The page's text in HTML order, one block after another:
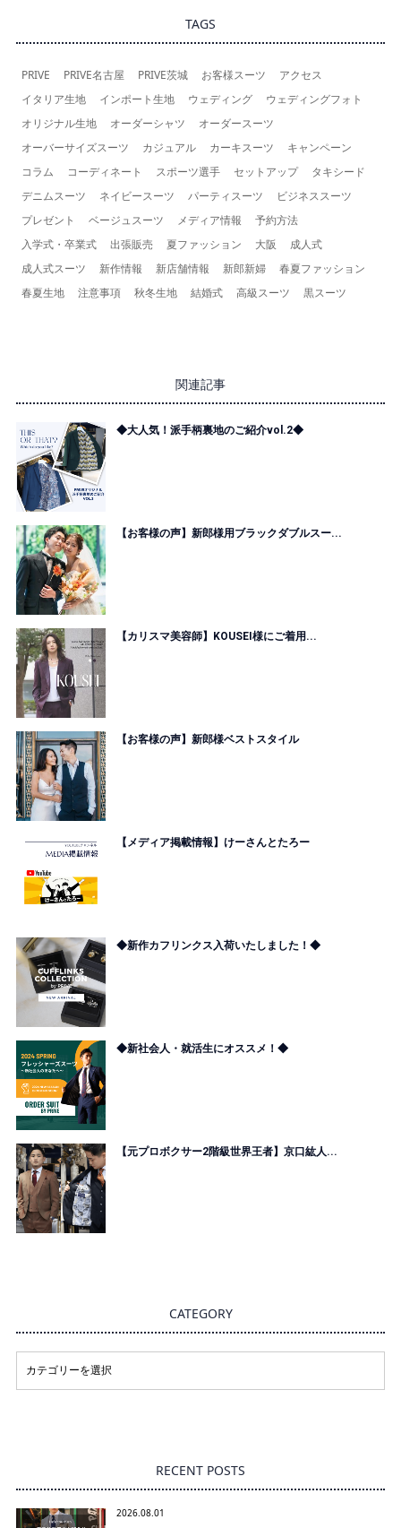
TAGS
PRIVE PRIVE名古屋 PRIVE茨城 お客様スーツ
アクセス
イタリア生地
インポート生地 ウェディング
ウェディングフォト
オリジナル生地
オーダーシャツ
オーダースーツ
オーバーサイズスーツ
カジュアル カーキスーツ
キャンペーン
コラム
コーディネート スポーツ選手 セットアップ
タキシード
デニムスーツ
ネイビースーツ パーティスーツ
ビジネススーツ
プレゼント
ベージュスーツ メディア情報
予約方法
入学式・卒業式
出張販売 夏ファッション 大阪
成人式
成人式スーツ
新作情報 新店舗情報 新郎新婦
春夏ファッション
春夏生地
注意事項 秋冬生地 結婚式 高級スーツ 黒スーツ
関連記事
◆大人気！派手柄裏地のご紹介vol.2◆
【お客様の声】新郎様用ブラックダブルスー...
【カリスマ美容師】KOUSEI様にご着用...
【お客様の声】新郎様ベストスタイル
【メディア掲載情報】けーさんとたろー
◆新作カフリンクス入荷いたしました！◆
◆新社会人・就活生にオススメ！◆
【元プロボクサー2階級世界王者】京口紘人...
CATEGORY
RECENT POSTS
2026.08.01